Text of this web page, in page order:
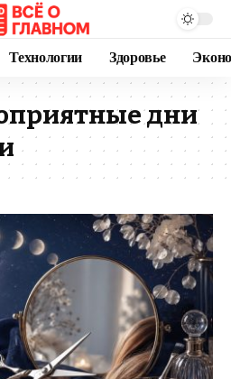
Технологии Здоровье
дни